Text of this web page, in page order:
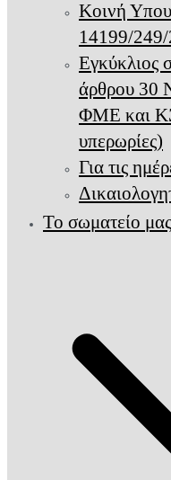
Κοινή
14199/
Εγκύκλιος
άρθρου 30
ΦΜΕ και
υπερωρίες)
Για τις
Το σωματείο μας